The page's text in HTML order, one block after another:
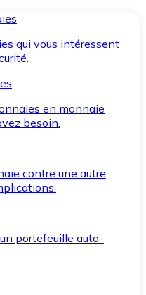
qui vous intéressent
en monnaie
besoin.
contre une autre
portefeuille auto-